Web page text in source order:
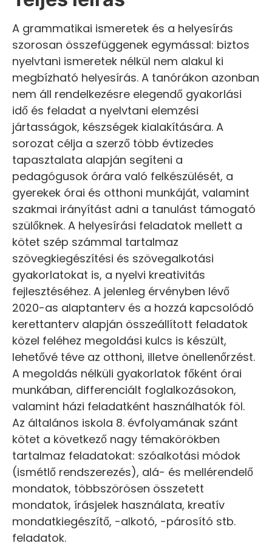
A grammatikai ismeretek és a helyesírás
szorosan összefüggenek egymással: biztos
nyelvtani ismeretek nélkül nem alakul ki
megbízható helyesírás. A tanórákon azonban
nem áll rendelkezésre elegendő gyakorlási
idő és feladat a nyelvtani elemzési
jártasságok, készségek kialakítására. A
sorozat célja a szerző több évtizedes
tapasztalata alapján segíteni a
pedagógusok órára való felkészülését, a
gyerekek órai és otthoni munkáját, valamint
szakmai irányítást adni a tanulást támogató
szülőknek. A helyesírási feladatok mellett a
kötet szép számmal tartalmaz
szövegkiegészítési és szövegalkotási
gyakorlatokat is, a nyelvi kreativitás
fejlesztéséhez. A jelenleg érvényben lévő
2020-as alaptanterv és a hozzá kapcsolódó
kerettanterv alapján összeállított feladatok
közel feléhez megoldási kulcs is készült,
lehetővé téve az otthoni, illetve önellenőrzést.
A megoldás nélküli gyakorlatok főként órai
munkában, differenciált foglalkozásokon,
valamint házi feladatként használhatók föl.
Az általános iskola 8. évfolyamának szánt
kötet a következő nagy témakörökben
tartalmaz feladatokat: szóalkotási módok
(ismétlő rendszerezés), alá- és mellérendelő
mondatok, többszörösen összetett
mondatok, írásjelek használata, kreatív
mondatkiegészítő, -alkotó, -párosító stb.
feladatok.